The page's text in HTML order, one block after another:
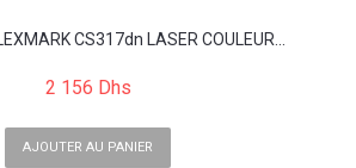
CS317dn LASER COULEUR...
2 156 Dhs
AJOUTER AU PANIER